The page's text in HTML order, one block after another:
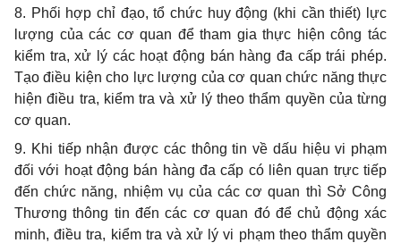
8. Phối hợp chỉ đạo, tổ chức huy động (khi cần thiết) lực
lượng của các cơ quan để tham gia thực hiện công tác
kiểm tra, xử lý các hoạt động bán hàng đa cấp trái phép.
Tạo điều kiện cho lực lượng của cơ quan chức năng thực
hiện điều tra, kiểm tra và xử lý theothẩm quyền của từng
cơ quan.
9. Khi tiếp nhận được các thông tin về dấu hiệu vi phạm
đối với hoạt động bán hàng đa cấp có liên quan trực tiếp
đến chức năng, nhiệm vụ của các cơ quan thì Sở Công
Thương thông tin đến các cơ quan đó để chủ động xác
minh, điều tra, kiểm tra và xử lý vi phạm theo thẩm quyền